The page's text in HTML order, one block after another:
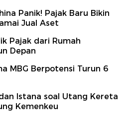
Panik! Pajak Baru Bikin
Jual Aset
Pajak dari Rumah
Depan
MBG Berpotensi Turun 6
Istana soal Utang Kereta
Kemenkeu